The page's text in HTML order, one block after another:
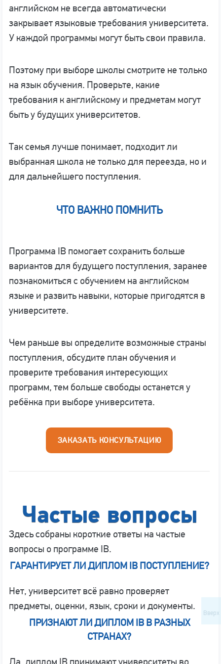
английском не всегда автоматически
закрывает языковые требования университета.
У каждой программы могут быть свои правила.
Поэтому при выборе школы смотрите не только
на язык обучения. Проверьте, какие
требования к английскому и предметам могут
быть у будущих университетов.
Так семья лучше понимает, подходит ли
выбранная школа не только для переезда, но и
для дальнейшего поступления.
ЧТО ВАЖНО ПОМНИТЬ
Программа IB помогает сохранить больше
вариантов для будущего поступления, заранее
познакомиться с обучением на английском
языке и развить навыки, которые пригодятся в
университете.
Чем раньше вы определите возможные страны
поступления, обсудите план обучения и
проверите требования интересующих
программ, тем больше свободы останется у
ребёнка при выборе университета.
ЗАКАЗАТЬ КОНСУЛЬТАЦИЮ
Частые вопросы
Здесь собраны короткие ответы на частые
вопросы о программе IB.
ГАРАНТИРУЕТ ЛИ ДИПЛОМ IB ПОСТУПЛЕНИЕ?
Нет, университет всё равно проверяет
предметы, оценки, язык, сроки и документы.
ПРИЗНАЮТ ЛИ ДИПЛОМ IB В РАЗНЫХ
СТРАНАХ?
Вверх